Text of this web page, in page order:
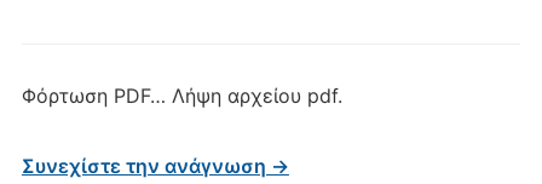
Φόρτωση PDF… Λήψη αρχείου pdf.
Συνεχίστε την ανάγνωση →